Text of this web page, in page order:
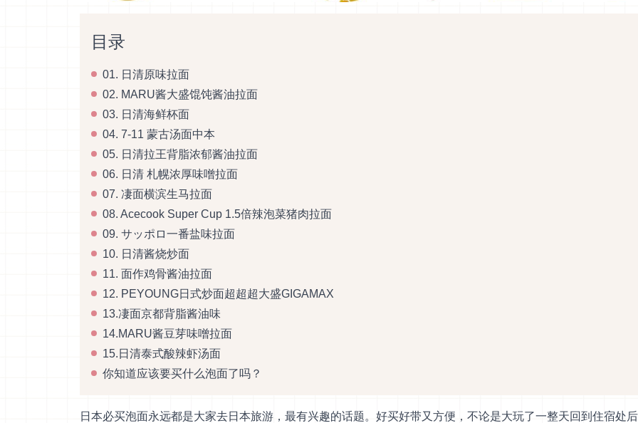
目录
01. 日清原味拉面
02. MARU酱大盛馄饨酱油拉面
03. 日清海鲜杯面
04. 7-11 蒙古汤面中本
05. 日清拉王背脂浓郁酱油拉面
06. 日清 札幌浓厚味噌拉面
07. 凄面横滨生马拉面
08. Acecook Super Cup 1.5倍辣泡菜猪肉拉面
09. サッポロ一番盐味拉面
10. 日清酱烧炒面
11. 面作鸡骨酱油拉面
12. PEYOUNG日式炒面超超超大盛GIGAMAX
13.凄面京都背脂酱油味
14.MARU酱豆芽味噌拉面
15.日清泰式酸辣虾汤面
你知道应该要买什么泡面了吗？
日本必买泡面永远都是大家去日本旅游，最有兴趣的话题。好买好带又方便，不论是大玩了一整天回到住宿处